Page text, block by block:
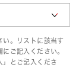
。リストに該当す
ご記入ください。
」とご記入くださ